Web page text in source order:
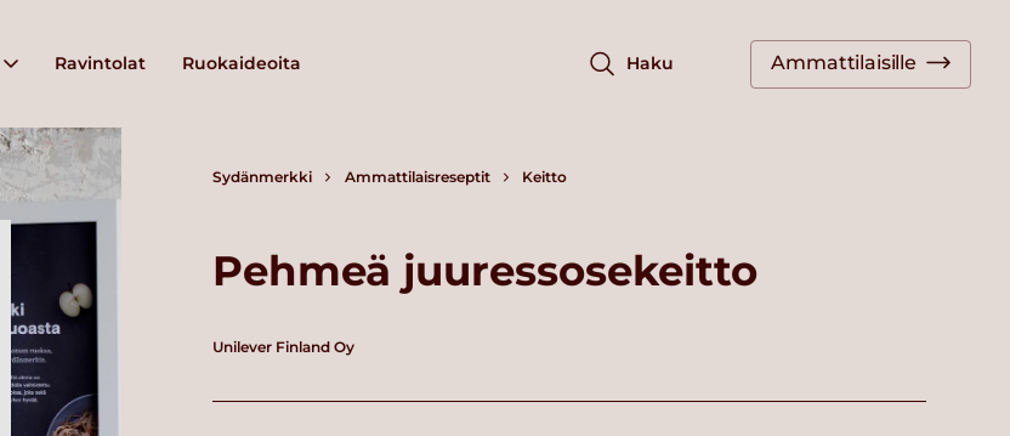
Ravintolat Ruokaideoita Haku Ammattilaisille
Sydänmerkki Ammattilaisreseptit Keitto
Pehmeä juuressosekeitto
Unilever Finland Oy